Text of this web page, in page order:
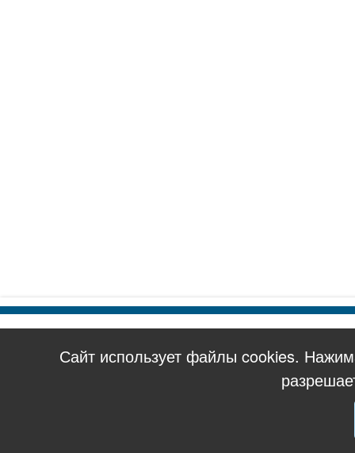
Сайт использует файлы cookies.